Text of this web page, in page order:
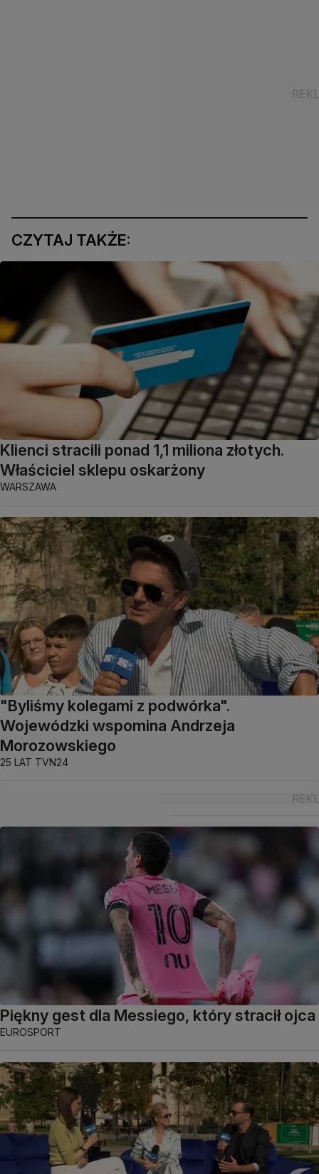
CZYTAJ TAKŻE:
Klienci stracili ponad 1,1 miliona złotych.
Właściciel sklepu oskarżony
WARSZAWA
"Byliśmy kolegami z podwórka".
Wojewódzki wspomina Andrzeja
Morozowskiego
25 LAT TVN24
Piękny gest dla Messiego, który stracił ojca
EUROSPORT